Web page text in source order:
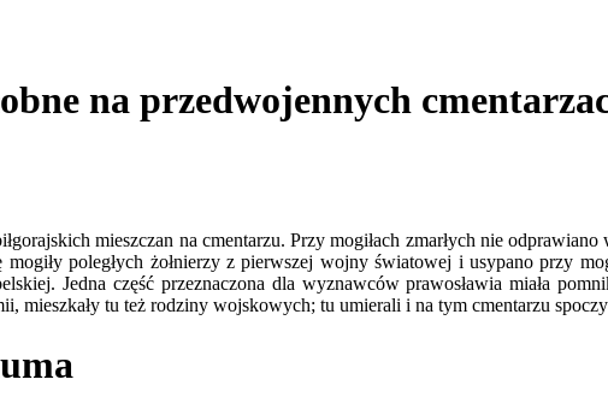
na przedwojennych
mieszczan na cmentarzu. Przy mogiłach zmarłych nie
poległych żołnierzy z pierwszej wojny światowej i usypano przy
Jedna część przeznaczona dla wyznawców prawosławia miała
miesz­kały tu też rodziny wojskowych; tu umierali i na tym cmentarzu